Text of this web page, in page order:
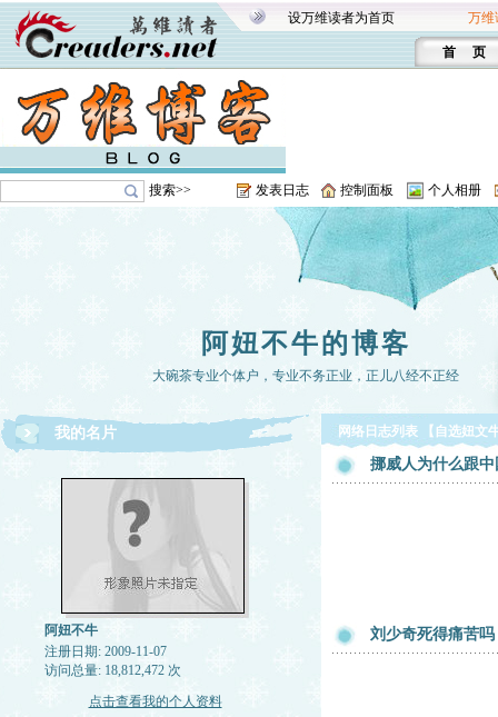
设万维读者为首页 万维
首 页
搜索>> 发表日志 控制面板 个人相册
阿妞不牛的博客
大碗茶专业个体户，专业不务正业，正儿八经不正经
我的名片
阿妞不牛
注册日期: 2009-11-07
访问总量: 18,812,472 次
点击查看我的个人资料
网络日志列表 【自选妞文
挪威人为什么跟
刘少奇死得痛苦吗